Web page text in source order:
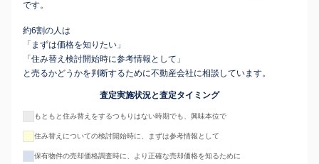
です。
約6割の人は
「まずは価格を知りたい」
「住み替え検討開始時に参考情報として」
と売るかどうかを判断するために不動産会社に相談しています。
査定実施状況と査定タイミング
もともと住み替えをするつもりはない時期でも、興味本位で
住み替えについての検討開始時に、まずは参考情報として
保有物件の売却価格調査時に、より正確な売却価格を知るために